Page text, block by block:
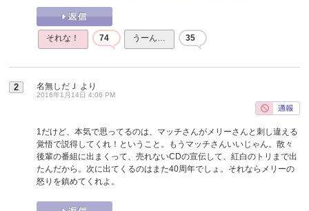
それな！ 74 うーん… 35
2 名無しだＪ より
2016年1月14日 4:06 PM
1だけど、本気で思ってるのは、マッチさんがメリーさんと刺し違える
覚悟で説得してくれ！ということ。もうマッチさんいいじゃん。散々
後輩の番組に出まくって、売れないCDの宣伝して、紅白のトリまで出
たんだから。次に出てくるのはまた40周年でしょ。それならメリーの
怒りを鎮めてくれよ。